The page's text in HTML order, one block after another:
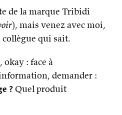
de la marque Tribidi
), mais venez avec moi,
collègue qui sait.
okay : face à
demander :
? Quel produit